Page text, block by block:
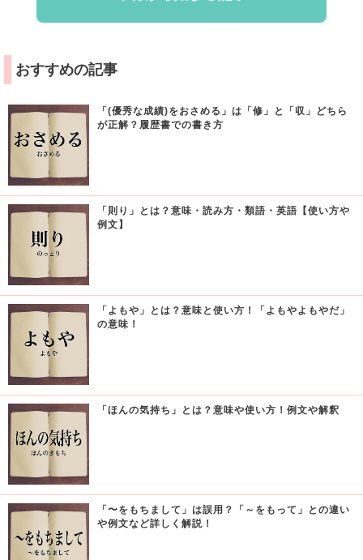
おすすめの記事
「(優秀な成績)をおさめる」は「修」と「収」どちら
が正解？履歴書での書き方
「則り」とは？意味・読み方・類語・英語【使い方や
例文】
「よもや」とは？意味と使い方！「よもやよもやだ」
の意味！
「ほんの気持ち」とは？意味や使い方！例文や解釈
「〜をもちまして」は誤用？「～をもって」との違い
や例文など詳しく解説！